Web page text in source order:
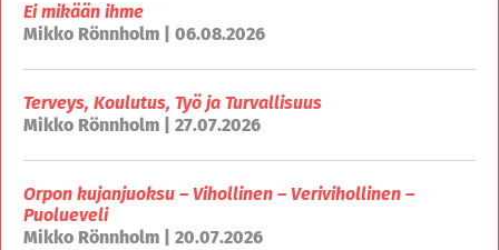
Ei mikään ihme
Mikko Rönnholm | 06.08.2026
Terveys, Koulutus, Työ ja Turvallisuus
Mikko Rönnholm | 27.07.2026
Orpon kujanjuoksu – Vihollinen – Verivihollinen –
Puolueveli
Mikko Rönnholm | 20.07.2026